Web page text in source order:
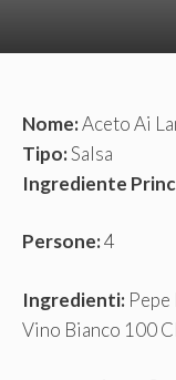
Nome:Aceto Ai
Tipo:Salsa
Ingrediente
Persone:4
Ingredienti:
Vino Bianco 100